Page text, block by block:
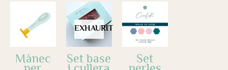
Mànec
EXHAURIT
Set base Set